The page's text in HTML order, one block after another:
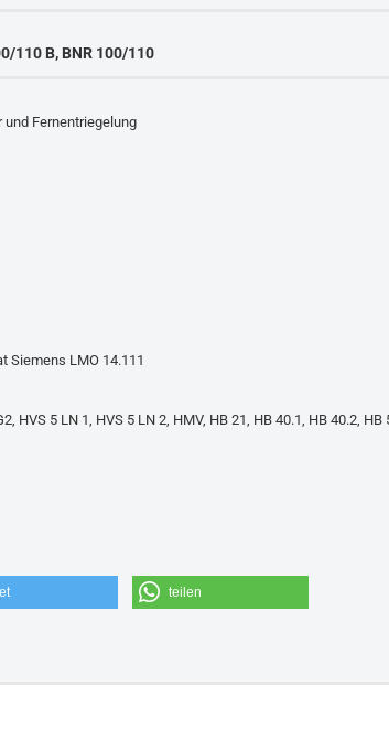
110 B, BNR 100/110
Fernentriegelung
Siemens LMO 14.111
HVS 5 LN 1, HVS 5 LN 2, HMV, HB 21, HB 40.1, HB 40.2, HB
teilen